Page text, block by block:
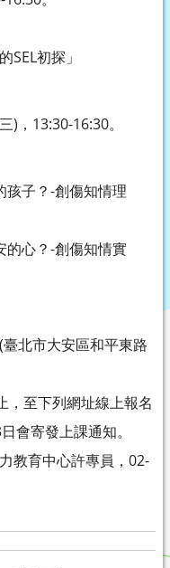
SEL初探」
)，13:30-16:30。
孩子？-創傷知情理
的心？-創傷知情實
北市大安區和平東路
，至下列網址線上報名
會寄發上課通知。
教育中心許專員，02-